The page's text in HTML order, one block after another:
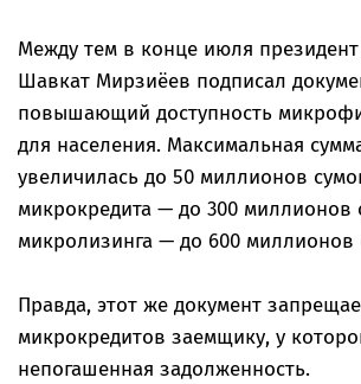
Между тем в конце июля президент
Шавкат Мирзиёев подписал
повышающий доступность
для населения. Максимальная
увеличилась до 50 миллионов
микрокредита — до 300 миллионов
микролизинга — до 600 миллионов
Правда, этот же документ
микрокредитов заемщику, у
непогашенная задолженность.